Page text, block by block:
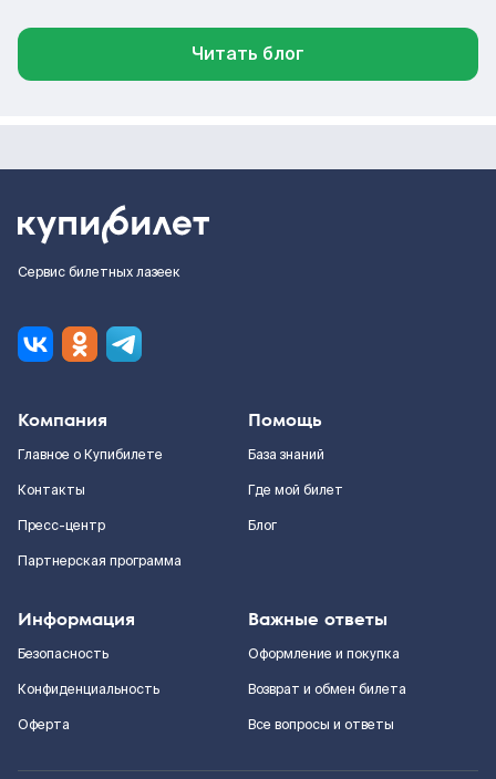
Читать блог
Сервис билетных лазеек
Компания
Главное о Купибилете
Контакты
Пресс-центр
Партнерская программа
Помощь
База знаний
Где мой билет
Блог
Информация
Безопасность
Конфиденциальность
Оферта
Важные ответы
Оформление и покупка
Возврат и обмен билета
Все вопросы и ответы